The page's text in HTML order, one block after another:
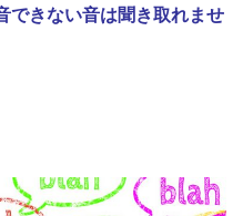
できない音は聞き取れませ